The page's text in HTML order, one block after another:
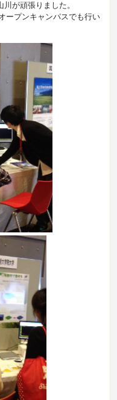
が頑張りました。
ープンキャンパスでも行い